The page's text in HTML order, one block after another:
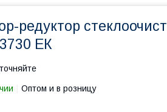
редуктор
ЕК
Оптом и в розницу